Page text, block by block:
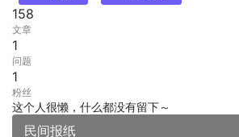
158
文章
1
问题
1
粉丝
这个人很懒，什么都没有留下～
民间报纸